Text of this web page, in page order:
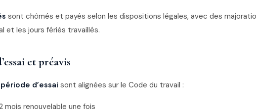
sont chômés et payés selon les dispositions légales, avec des
et les jours fériés travaillés.
et préavis
période d’essai sont alignées sur le Code du travail :
mois renouvelable une fois